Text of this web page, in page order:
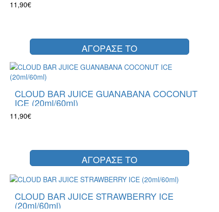
11,90€
ΑΓΟΡΑΣΕ ΤΟ
CLOUD BAR JUICE GUANABANA COCONUT
ICE (20ml/60ml)
11,90€
ΑΓΟΡΑΣΕ ΤΟ
CLOUD BAR JUICE STRAWBERRY ICE
(20ml/60ml)